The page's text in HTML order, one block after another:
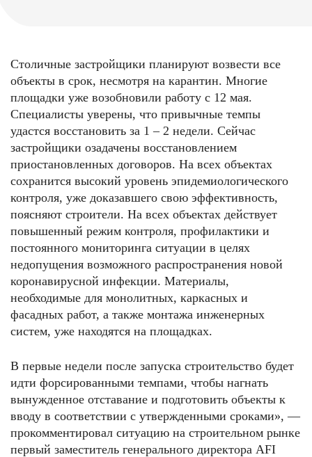
Столичные застройщики планируют возвести все
объекты в срок, несмотря на карантин. Многие
площадки уже возобновили работу с 12 мая.
Специалисты уверены, что привычные темпы
удастся восстановить за 1 – 2 недели. Сейчас
застройщики озадачены восстановлением
приостановленных договоров. На всех объектах
сохранится высокий уровень эпидемиологического
контроля, уже доказавшего свою эффективность,
поясняют строители. На всех объектах действует
повышенный режим контроля, профилактики и
постоянного мониторинга ситуации в целях
недопущения возможного распространения новой
коронавирусной инфекции. Материалы,
необходимые для монолитных, каркасных и
фасадных работ, а также монтажа инженерных
систем, уже находятся на площадках.
В первые недели после запуска строительство будет
идти форсированными темпами, чтобы нагнать
вынужденное отставание и подготовить объекты к
вводу в соответствии с утвержденными сроками», —
прокомментировал ситуацию на строительном рынке
первый заместитель генерального директора AFI